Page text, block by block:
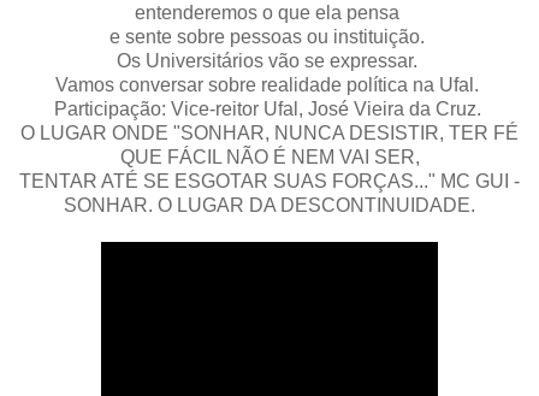
entenderemos o que ela pensa
e sente sobre pessoas ou instituição.
Os Universitários vão se expressar.
Vamos conversar sobre realidade política na Ufal.
Participação: Vice-reitor Ufal, José Vieira da Cruz.
O LUGAR ONDE "SONHAR, NUNCA DESISTIR, TER FÉ
QUE FÁCIL NÃO É NEM VAI SER,
TENTAR ATÉ SE ESGOTAR SUAS FORÇAS..." MC GUI -
SONHAR. O LUGAR DA DESCONTINUIDADE.